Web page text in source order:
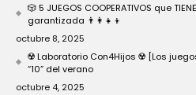
🎲 5 JUEGOS COOPERATIVOS que
garantizada 👨‍👩‍👧‍👦
octubre 8, 2025
☢️ Laboratorio Con4Hijos ☢️ [Los
“10” del verano
octubre 4, 2025